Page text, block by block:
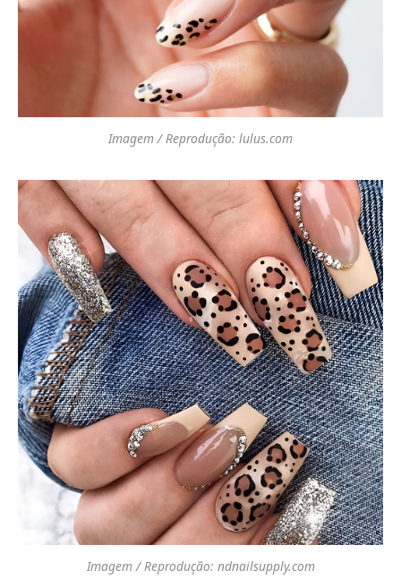
Imagem / Reprodução: lulus.com
Imagem / Reprodução: ndnailsupply.com